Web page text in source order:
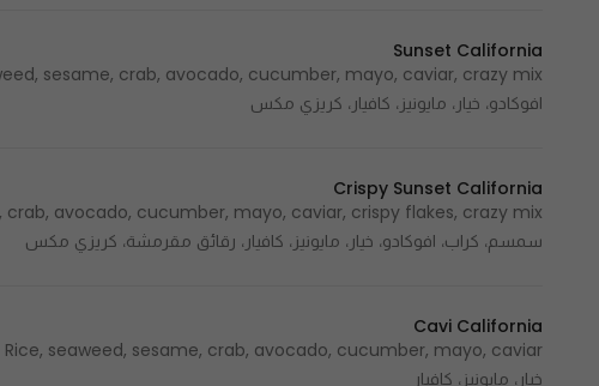
Sunset California
افوكادو، خيار، مايونيز، كافيار، كريزي مكس
Crispy Sunset California
سمسم، كراب، افوكادو، خيار، مايونيز، كافيار، رقائق مقرمشة، كريزي مكس
Cavi California
خيار، مايونيز، كافيار